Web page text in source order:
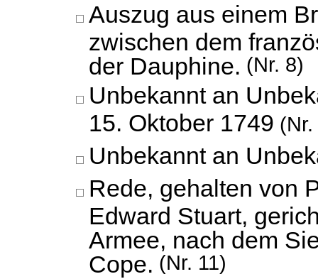
Auszug aus einem
zwischen dem
der Dauphine. (Nr. 8)
Unbekannt an
15. Oktober 1749
Unbekannt an
Rede, gehalten von
Edward Stuart,
Armee, nach dem
Cope. (Nr. 11)